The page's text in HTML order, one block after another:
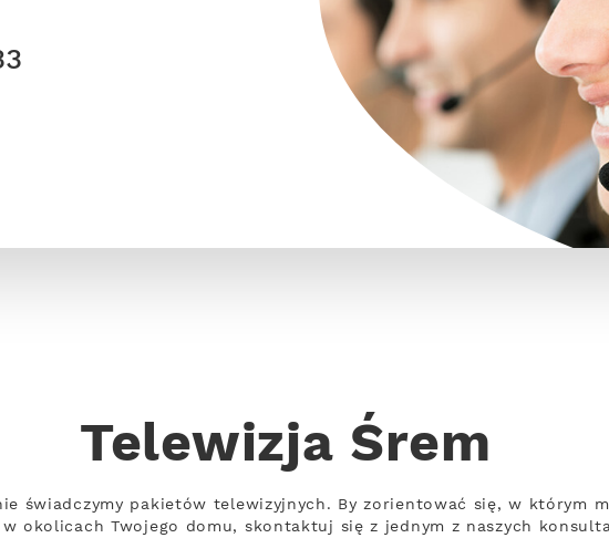
Telewizja Śrem
świadczymy pakietów telewizyjnych. By zorientować się, w którym
okolicach Twojego domu, skontaktuj się z jednym z naszych